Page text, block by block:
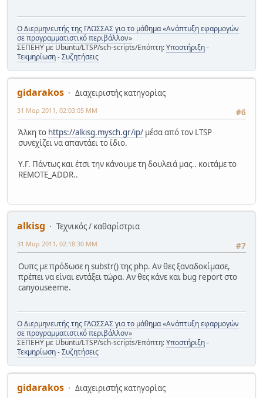
Ο Διερμηνευτής της ΓΛΩΣΣΑΣ για το μάθημα «Ανάπτυξη εφαρμογών
σε προγραμματιστικό περιβάλλον»
ΣΕΠΕΗΥ με Ubuntu/LTSP/sch-scripts/Επόπτη:Υποστήριξη-
Τεκμηρίωση-Συζητήσεις
gidarakos
Διαχειριστής κατηγορίας
#6
31 Μαρ 2011, 02:03:05 ΜΜ
Άλκη το https://alkisg.mysch.gr/ip/ μέσα από τον LTSP
συνεχίζει να απαντάει το ίδιο.
Υ.Γ. Πάντως και έτσι την κάνουμε τη δουλειά μας.. κοιτάμε το
REMOTE_ADDR..
alkisg
Τεχνικός / καθαρίστρια
#7
31 Μαρ 2011, 02:18:30 ΜΜ
Ουπς με πρόδωσε η substr() της php. Αν θες ξαναδοκίμασε,
πρέπει να είναι εντάξει τώρα. Αν θες κάνε και bug report στο
canyouseeme.
Ο Διερμηνευτής της ΓΛΩΣΣΑΣ για το μάθημα «Ανάπτυξη εφαρμογών
σε προγραμματιστικό περιβάλλον»
ΣΕΠΕΗΥ με Ubuntu/LTSP/sch-scripts/Επόπτη:Υποστήριξη-
Τεκμηρίωση-Συζητήσεις
gidarakos Διαχειριστής κατηγορίας